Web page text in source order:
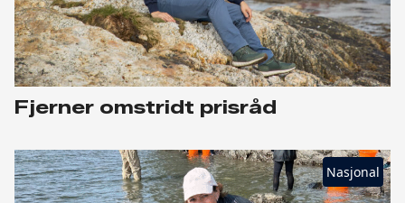
Fjerner omstridt prisråd
Nasjonal